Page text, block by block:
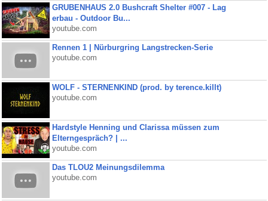
GRUBENHAUS 2.0 Bushcraft Shelter #007 - Lag
erbau - Outdoor Bu...
youtube.com
Rennen 1 | Nürburgring Langstrecken-Serie
youtube.com
WOLF - STERNENKIND (prod. by terence.killt)
youtube.com
Hardstyle Henning und Clarissa müssen zum
Elterngespräch? | ...
youtube.com
Das TLOU2 Meinungsdilemma
youtube.com